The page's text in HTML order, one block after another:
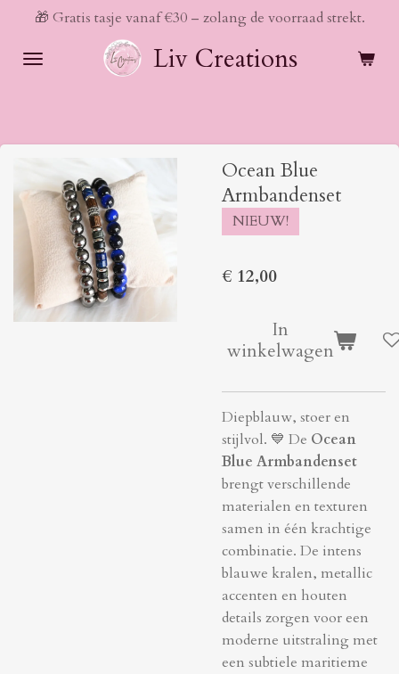
naar
Liv Creations
🎁 Gratis tasje vanaf €30 – zolang de voorraad strekt.
Ocean Blue
Armbandenset
NIEUW!
€ 12,00
In
winkelwagen
Diepblauw, stoer en
stijlvol. 💙 De Ocean
Blue Armbandenset
brengt verschillende
materialen en texturen
samen in één krachtige
combinatie. De intens
blauwe kralen, metallic
accenten en houten
details zorgen voor een
moderne uitstraling met
een subtiele maritieme